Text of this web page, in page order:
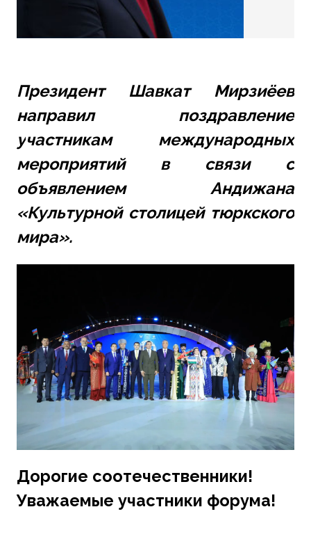
Президент Шавкат Мирзиёев
направил поздравление
участникам международных
мероприятий в связи с
объявлением Андижана
«Культурной столицей тюркского
мира».
Дорогие соотечественники!
Уважаемые участники форума!